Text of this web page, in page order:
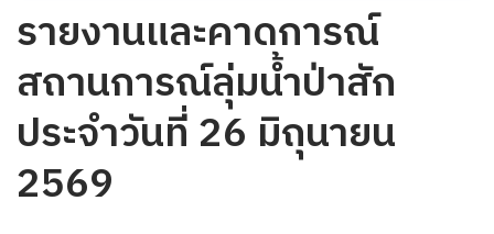
รายงานและคาดการณ์
สถานการณ์ลุ่มน้ำป่าสัก
ประจำวันที่ 26 มิถุนายน
2569